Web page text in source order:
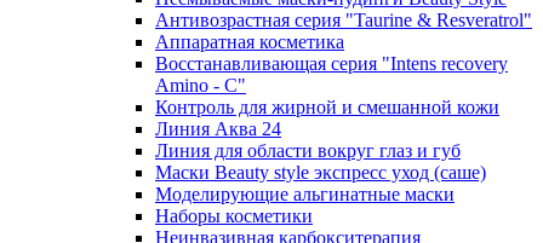
Антивозрастная серия "Taurine & Resveratrol"
Аппаратная косметика
Восстанавливающая серия "Intens recovery
Amino - C"
Контроль для жирной и смешанной кожи
Линия Аква 24
Линия для области вокруг глаз и губ
Маски Beauty style экспресс уход (саше)
Моделирующие альгинатные маски
Наборы косметики
Неинвазивная карбокситерапия